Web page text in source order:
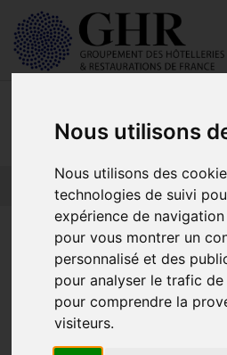
Nous utilisons
Nous utilisons des
technologies de suivi
expérience de
pour vous montrer un
personnalisé et des
pour analyser le trafic
pour comprendre la
visiteurs.
Nos
L’actualité des partenaires
Replay &
Webinaire |
organiser sa fin
celle de vos